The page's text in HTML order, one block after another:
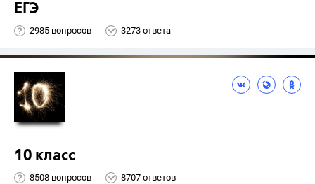
ЕГЭ
2985 вопросов 3273 ответа
10 класс
8508 вопросов 8707 ответов